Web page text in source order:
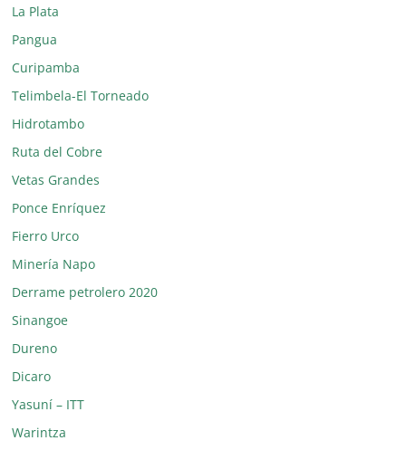
La Plata
Pangua
Curipamba
Telimbela-El Torneado
Hidrotambo
Ruta del Cobre
Vetas Grandes
Ponce Enríquez
Fierro Urco
Minería Napo
Derrame petrolero 2020
Sinangoe
Dureno
Dicaro
Yasuní – ITT
Warintza